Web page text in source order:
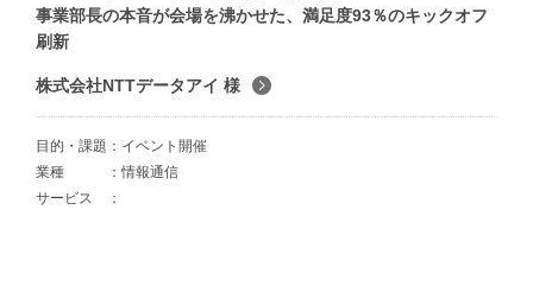
事業部長の本音が会場を沸かせた、満足度93％のキックオフ
刷新
株式会社NTTデータアイ 様
目的・課題
イベント開催
業種
情報通信
サービス